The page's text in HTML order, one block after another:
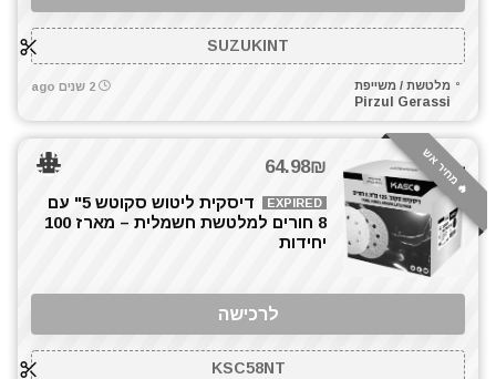
מברגת גבס
מדחס / קומפרסור
מטען סוללות קירי
מטענים
מכונת צביעה אירלס
מכונת שטיפה בלחץ
מכסחות דשא
SUZUKINT
מלטשת / משייפת
Pirzul Gerassi
2 שנים ago
🔥 מחיר אש 64.98₪
EXPIRED
דיסקית ליטוש סקוטש 5" עם
8 חורים למלטשת חשמלית – מארז 100
יחידות
לרכישה
KSC58NT